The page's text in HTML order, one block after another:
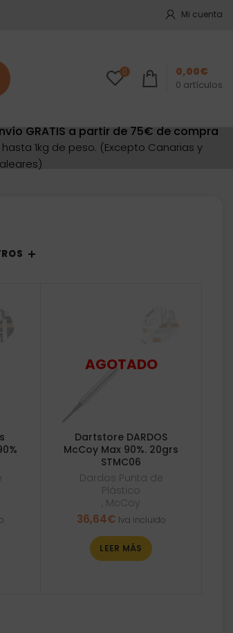
Mi cuenta
0
0 artículos
0,00€
GRATIS a partir de 75€ de compra
hasta 1kg de peso. (Excepto Canarias y
Dartstore DARDOS
McCoy Max 90%. 20grs
STMC06
Dardos Punta de
Plástico
, McCoy
36,64€ Iva incluido
LEER MÁS